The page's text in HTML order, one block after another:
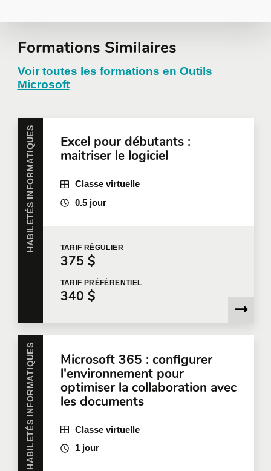
Demander une
formation en
Toutes nos formations peuvent être offertes en
entreprise et personnalisées selon vos besoins.
Pour plus d'information, nous vous invitons à
communiquer avec nous
ou à remplir une demande
de soumission en ligne.
Prénom
Courriel
Téléphone Poste
Entreprise
Formations Similaires
Voir toutes les formations en Outils
Microsoft
HABILETÉS INFORMATIQUES Excel pour débutants :
maitriser le logiciel
Classe virtuelle
0.5 jour
TARIF RÉGULIER
375 $
TARIF PRÉFÉRENTIEL
340 $
HABILETÉS INFORMATIQUES Microsoft 365 : configurer
l'environnement pour
optimiser la collaboration avec
les documents
Classe virtuelle
1 jour